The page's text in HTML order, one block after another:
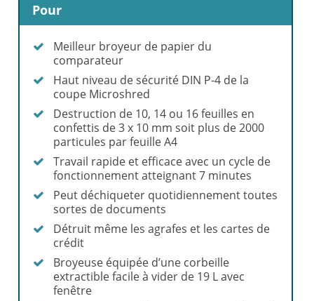
Pour
Meilleur broyeur de papier du
comparateur
Haut niveau de sécurité DIN P-4 de la
coupe Microshred
Destruction de 10, 14 ou 16 feuilles en
confettis de 3 x 10 mm soit plus de 2000
particules par feuille A4
Travail rapide et efficace avec un cycle de
fonctionnement atteignant 7 minutes
Peut déchiqueter quotidiennement toutes
sortes de documents
Détruit même les agrafes et les cartes de
crédit
Broyeuse équipée d’une corbeille
extractible facile à vider de 19 L avec
fenêtre